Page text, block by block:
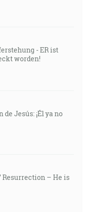
- ER ist
worden!
Jesús: ¡Él ya no
Resurrection – He is